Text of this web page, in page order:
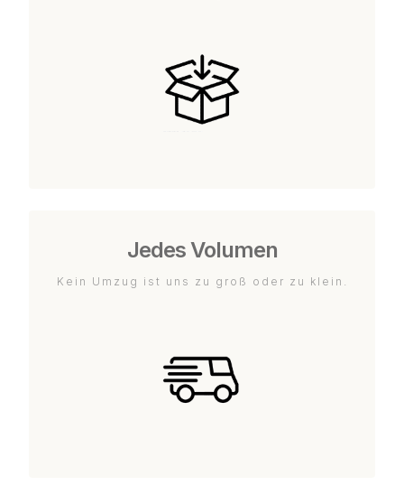
Jedes Volumen
Kein Umzug ist uns zu groß oder zu klein.